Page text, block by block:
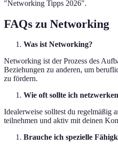
"Networking Tipps 2026".
FAQs zu Networking
Was ist Networking?
Networking ist der Prozess des
Beziehungen zu anderen, um
zu fördern.
Wie oft sollte ich
Idealerweise solltest du regelmäßig
teilnehmen und aktiv mit deinen
Brauche ich spezielle